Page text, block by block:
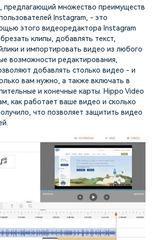
предлагающий множество преимуществ
Instagram, - это
этого видеоредактора Instagram
клипы, добавлять текст,
и импортировать видео из любого
возможности редактирования,
добавлять столько видео - и
вам нужно, а также включать в
и конечные карты. Hippo Video
как работает ваше видео и сколько
что позволяет защитить видео